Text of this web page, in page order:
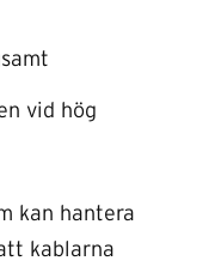
vid hög
kan hantera
kablarna